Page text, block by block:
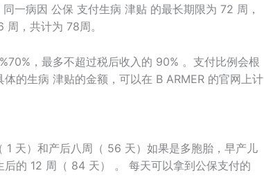
一病因 公保 支付生病 津贴 的最长期限为 72 周，
，共计为 78周。
，最多不超过税后收入的 90% 。支付比例会根
的生病 津贴的金额，可以在 B ARMER 的官网上计
1 天）和产后八周（ 56 天）如果是多胞胎，早产儿
的 12 周（ 84 天） 。 每天可以拿到公保支付的